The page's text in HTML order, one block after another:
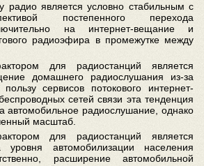
радио является условно стабильным с
постепенного перехода
на интернет-вещание и
радиоэфира в промежутке между
для радиостанций является
домашнего радиослушания из-за
сервисов потокового интернет-
сетей связи эта тенденция
автомобильное радиослушание, однако
масштаб.
для радиостанций является
уровня автомобилизации населения
расширение автомобильной